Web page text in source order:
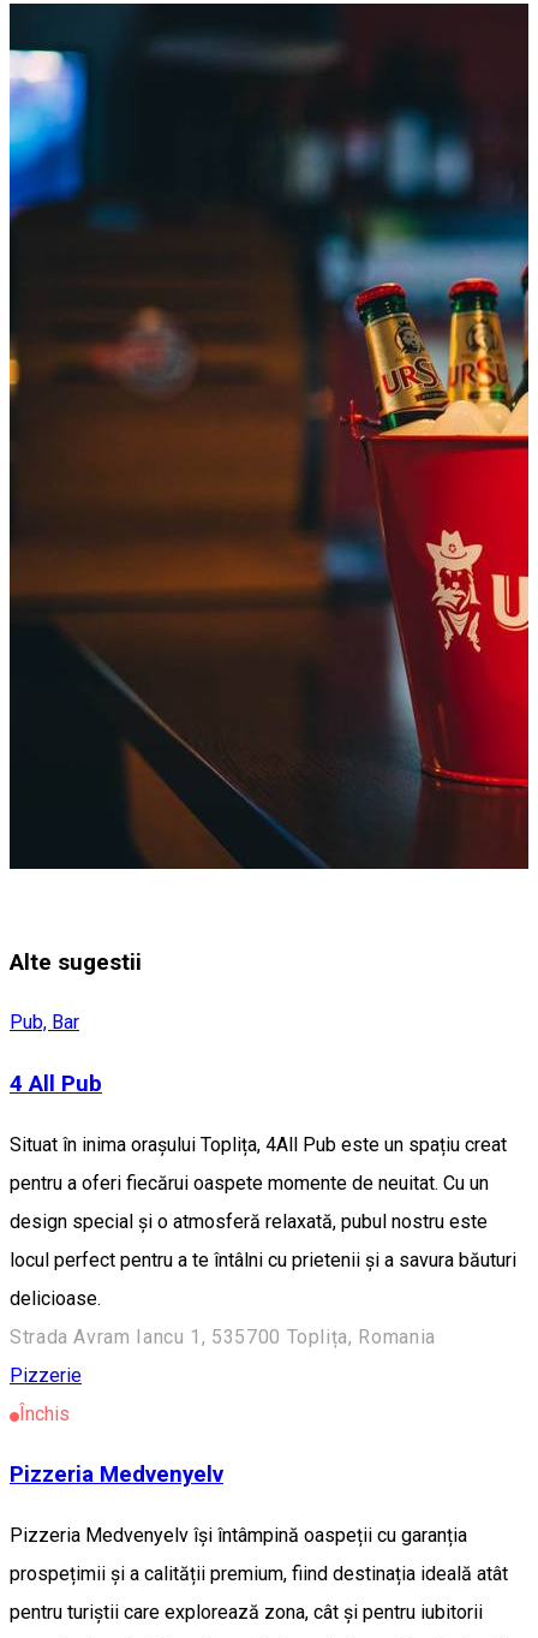
Alte sugestii
Pub, Bar
4 All Pub
Situat în inima orașului Toplița, 4All Pub este un spațiu creat
pentru a oferi fiecărui oaspete momente de neuitat. Cu un
design special și o atmosferă relaxată, pubul nostru este
locul perfect pentru a te întâlni cu prietenii și a savura băuturi
delicioase.
Strada Avram Iancu 1, 535700 Toplița, Romania
Pizzerie
Închis
Pizzeria Medvenyelv
Pizzeria Medvenyelv își întâmpină oaspeții cu garanția
prospețimii și a calității premium, fiind destinația ideală atât
pentru turiștii care explorează zona, cât și pentru iubitorii